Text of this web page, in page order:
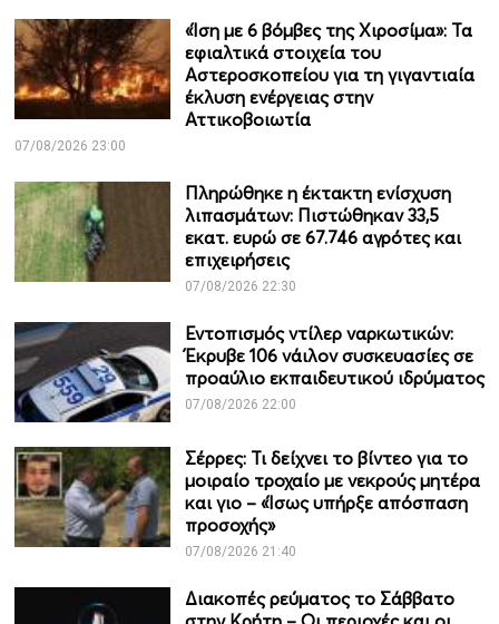
«Ίση με 6 βόμβες της Χιροσίμα»: Τα
εφιαλτικά στοιχεία του
Αστεροσκοπείου για τη γιγαντιαία
έκλυση ενέργειας στην
Αττικοβοιωτία
07/08/2026 23:00
Πληρώθηκε η έκτακτη ενίσχυση
λιπασμάτων: Πιστώθηκαν 33,5
εκατ. ευρώ σε 67.746 αγρότες και
επιχειρήσεις
07/08/2026 22:30
Εντοπισμός ντίλερ ναρκωτικών:
Έκρυβε 106 νάιλον συσκευασίες σε
προαύλιο εκπαιδευτικού ιδρύματος
07/08/2026 22:00
Σέρρες: Τι δείχνει το βίντεο για το
μοιραίο τροχαίο με νεκρούς μητέρα
και γιο – «Ίσως υπήρξε απόσπαση
προσοχής»
07/08/2026 21:40
Διακοπές ρεύματος το Σάββατο